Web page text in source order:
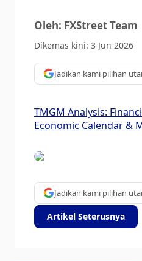
Oleh: FXStreet Team
Dikemas kini: 3 Jun 2026
Jadikan kami pilihan
TMGM Analysis:
Economic Calendar &
Jadikan kami pilihan
Artikel Seterusnya